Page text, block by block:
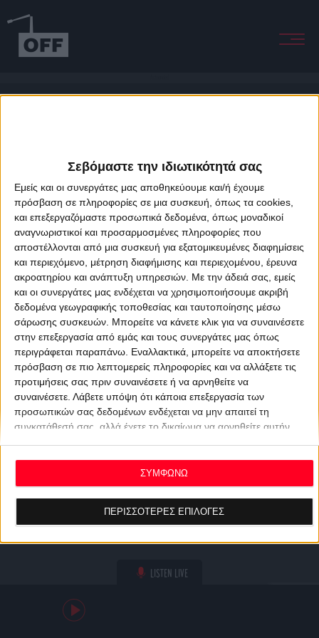
Σεβόμαστε την ιδιωτικότητά σας
Εμείς και οι συνεργάτες μας αποθηκεύουμε και/ή έχουμε
πρόσβαση σε πληροφορίες σε μια συσκευή, όπως τα cookies,
και επεξεργαζόμαστε προσωπικά δεδομένα, όπως μοναδικοί
αναγνωριστικοί και προσαρμοσμένες πληροφορίες που
αποστέλλονται από μια συσκευή για εξατομικευμένες διαφημίσεις
και περιεχόμενο, μέτρηση διαφήμισης και περιεχομένου, έρευνα
ακροατηρίου και ανάπτυξη υπηρεσιών. Με την άδειά σας, εμείς
και οι συνεργάτες μας ενδέχεται να χρησιμοποιήσουμε ακριβή
δεδομένα γεωγραφικής τοποθεσίας και ταυτοποίησης μέσω
σάρωσης συσκευών. Μπορείτε να κάνετε κλικ για να συναινέσετε
στην επεξεργασία από εμάς και τους συνεργάτες μας όπως
περιγράφεται παραπάνω. Εναλλακτικά, μπορείτε να αποκτήσετε
πρόσβαση σε πιο λεπτομερείς πληροφορίες και να αλλάξετε τις
προτιμήσεις σας πριν συναινέσετε ή να αρνηθείτε να
συναινέσετε. Λάβετε υπόψη ότι κάποια επεξεργασία των
προσωπικών σας δεδομένων ενδέχεται να μην απαιτεί τη
συγκατάθεσή σας, αλλά έχετε το δικαίωμα να αρνηθείτε αυτήν
ανακαλέσετε τη συγκατάθεσή σας ανά πάσα στιγμή
επιστρέφοντας σε αυτόν τον ιστότοπο και κάνοντας κλικ στο
κουμπί "Απορρήτου" στο κάτω μέρος της ιστοσελίδας.
ΠΕΡΙΣΣΟΤΕΡΕΣ ΕΠΙΛΟΓΕΣ
ΣΥΜΦΩΝΩ
LISTEN LIVE
About Offradio Business Class Terms & Conditions
Privacy Policy
Designed & developed byporcupine colors&Fotis Alexandrou